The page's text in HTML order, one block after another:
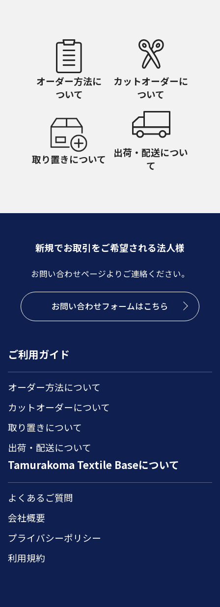
オーダー方法に
ついて
カットオーダーに
ついて
取り置きについて
出荷・配送につい
て
新規でお取引をご希望される法人様
お問い合わせページよりご連絡ください。
お問い合わせフォームはこちら
ご利用ガイド
オーダー方法について
カットオーダーについて
取り置きについて
出荷・配送について
Tamurakoma Textile Baseについて
よくあるご質問
会社概要
プライバシーポリシー
利用規約